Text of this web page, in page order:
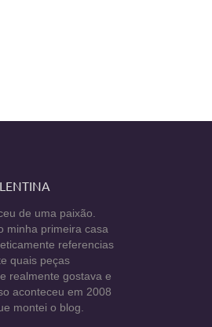
de uma paixão.
minha primeira casa
referencias
quais peças
realmente gostava e
aconteceu em 2008
montei o blog.